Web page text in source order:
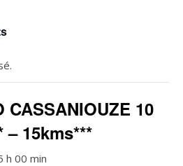
CASSANIOUZE 10
– 15kms***
h 00 min